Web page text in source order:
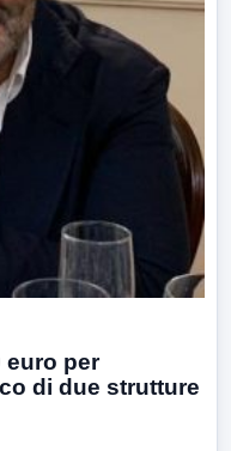
euro per
di due strutture